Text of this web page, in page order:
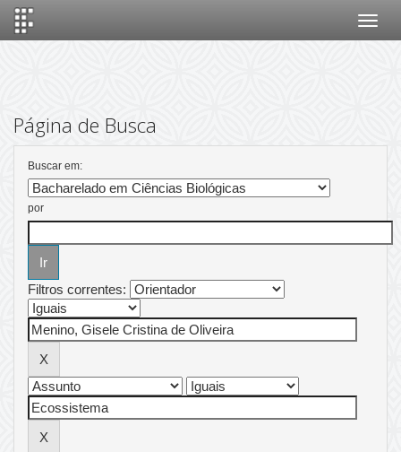
Página de Busca
Buscar em:
por
Filtros correntes: